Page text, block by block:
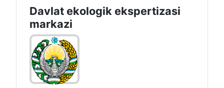
Davlat ekologik ekspertizasi
markazi